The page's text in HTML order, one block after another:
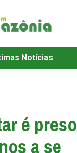
Notícias
é preso
a se